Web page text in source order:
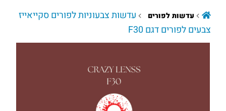
עדשות לפורים
עדשות צבעוניות לפורים סקייאייז
צבעים לפורים דגם F30